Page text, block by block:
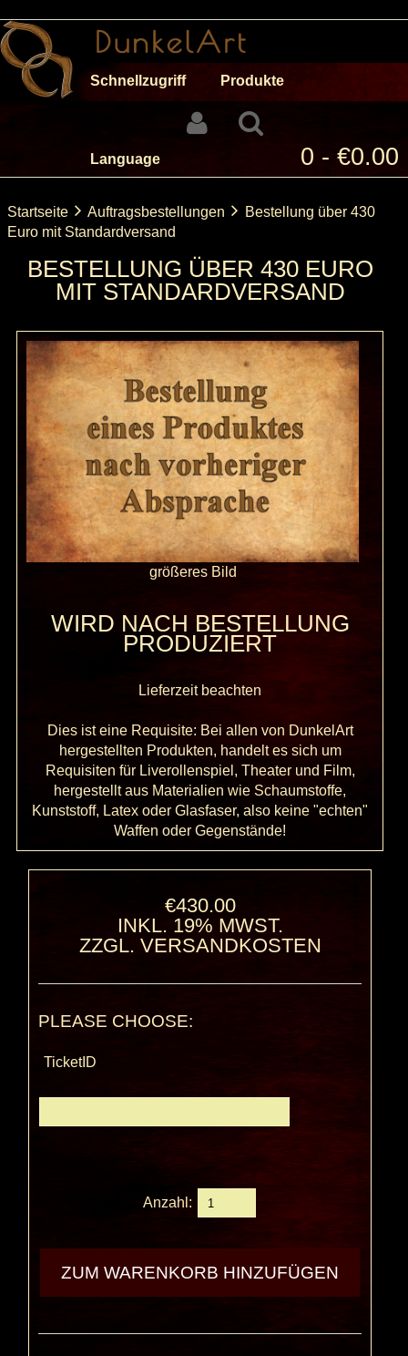
Schnellzugriff Produkte
Language 0 - €0.00
Startseite Auftragsbestellungen
Bestellung über 430
Euro mit Standardversand
BESTELLUNG ÜBER 430 EURO
MIT STANDARDVERSAND
größeres Bild
WIRD NACH BESTELLUNG
PRODUZIERT
Lieferzeit beachten
Dies ist eine Requisite: Bei allen von DunkelArt
hergestellten Produkten, handelt es sich um
Requisiten für Liverollenspiel, Theater und Film,
hergestellt aus Materialien wie Schaumstoffe,
Kunststoff, Latex oder Glasfaser, also keine "echten"
Waffen oder Gegenstände!
€430.00
INKL. 19% MWST.
ZZGL. VERSANDKOSTEN
PLEASE CHOOSE:
TicketID
Anzahl: